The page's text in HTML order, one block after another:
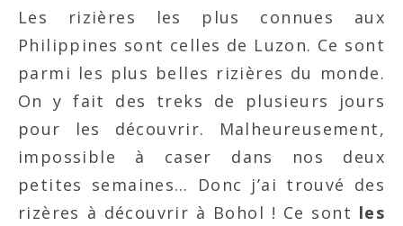
Les rizières les plus connues aux
Philippines sont celles de Luzon. Ce sont
parmi les plus belles rizières du monde.
On y fait des treks de plusieurs jours
pour les découvrir. Malheureusement,
impossible à caser dans nos deux
petites semaines… Donc j’ai trouvé des
rizères à découvrir à Bohol ! Ce sont les